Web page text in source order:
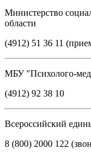
Министерство
области
(4912) 51 36 11
МБУ "Психолого-
(4912) 92 38 10
Всероссийский
8 (800) 2000 122